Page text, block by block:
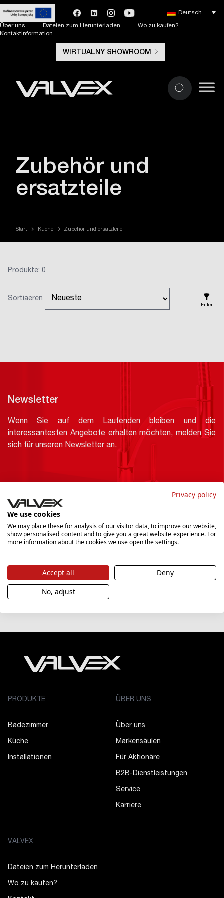
Über uns Dateien zum Herunterladen
Wo zu kaufen?
Kontaktinformation
WIRTUALNY SHOWROOM
Deutsch
Zubehör und
ersatzteile
Start Küche Zubehör und ersatzteile
Produkte: 0
Sortiaeren
Filter
Newsletter
Wenn Sie auf dem Laufenden bleiben und die
interessantesten Angebote erhalten möchten, melden Sie
sich für unseren Newsletter an.
Podanie adresu e-mail i potwierdzenie go przez kliknięcie przycisku
"Zapisz się", oznacza zgodę na przetwarzanie danych osobowych w tym
zakresie, wyłącznie w celu dostarczania biuletynu informacyjnego
danych osobowych znajdziesztutaj
PRODUKTE
Badezimmer
Küche
Installationen
ÜBER UNS
Über uns
Markensäulen
Für Aktionäre
B2B-Dienstleistungen
Service
Karriere
VALVEX
Dateien zum Herunterladen
Wo zu kaufen?
Privacy policy
We use cookies
We may place these for analysis of our visitor data, to improve our website,
show personalised content and to give you a great website experience. For
more information about the cookies we use open the settings.
Accept all
Deny
No, adjust